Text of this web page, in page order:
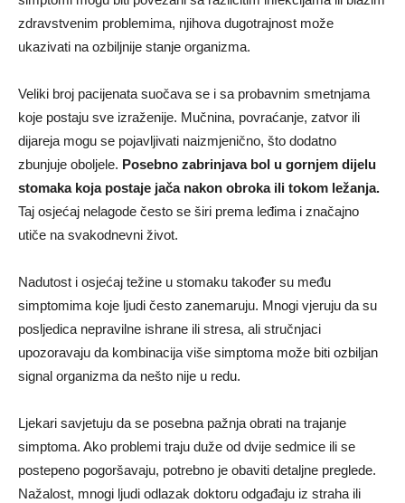
zdravstvenim problemima, njihova dugotrajnost može
ukazivati na ozbiljnije stanje organizma.
Veliki broj pacijenata suočava se i sa probavnim smetnjama
koje postaju sve izraženije. Mučnina, povraćanje, zatvor ili
dijareja mogu se pojavljivati naizmjenično, što dodatno
zbunjuje oboljele. Posebno zabrinjava bol u gornjem dijelu
stomaka koja postaje jača nakon obroka ili tokom ležanja.
Taj osjećaj nelagode često se širi prema leđima i značajno
utiče na svakodnevni život.
Nadutost i osjećaj težine u stomaku također su među
simptomima koje ljudi često zanemaruju. Mnogi vjeruju da su
posljedica nepravilne ishrane ili stresa, ali stručnjaci
upozoravaju da kombinacija više simptoma može biti ozbiljan
signal organizma da nešto nije u redu.
Ljekari savjetuju da se posebna pažnja obrati na trajanje
simptoma. Ako problemi traju duže od dvije sedmice ili se
postepeno pogoršavaju, potrebno je obaviti detaljne preglede.
Nažalost, mnogi ljudi odlazak doktoru odgađaju iz straha ili